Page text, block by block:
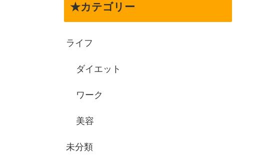
★カテゴリー
ライフ
ダイエット
ワーク
美容
未分類